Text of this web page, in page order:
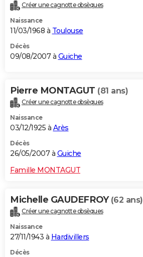
Créer une cagnotte obsèques
Naissance
11/03/1968 à Toulouse
Décès
09/08/2007 à Guiche
Pierre MONTAGUT (81 ans)
Créer une cagnotte obsèques
Naissance
03/12/1925 à Arès
Décès
26/05/2007 à Guiche
Famille MONTAGUT
Michelle GAUDEFROY (62 ans)
Créer une cagnotte obsèques
Naissance
27/11/1943 à Hardivillers
Décès